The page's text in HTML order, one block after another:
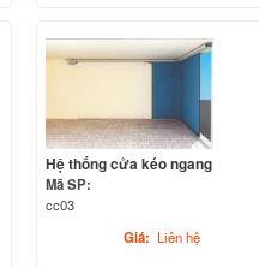
Hệ thống cửa kéo ngang
Mã SP:
cc03
Giá: Liên hệ